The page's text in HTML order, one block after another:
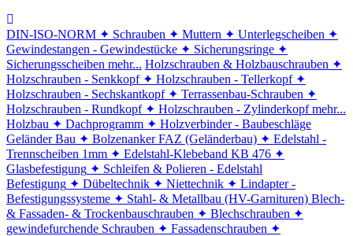
DIN-ISO-NORM ✦ Schrauben ✦ Muttern ✦ Unterlegscheiben ✦
Gewindestangen - Gewindestücke ✦ Sicherungsringe ✦
Sicherungsscheiben mehr... Holzschrauben & Holzbauschrauben ✦
Holzschrauben - Senkkopf ✦ Holzschrauben - Tellerkopf ✦
Holzschrauben - Sechskantkopf ✦ Terrassenbau-Schrauben ✦
Holzschrauben - Rundkopf ✦ Holzschrauben - Zylinderkopf mehr...
Holzbau ✦ Dachprogramm ✦ Holzverbinder - Baubeschläge
Geländer Bau ✦ Bolzenanker FAZ (Geländerbau) ✦ Edelstahl -
Trennscheiben 1mm ✦ Edelstahl-Klebeband KB 476 ✦
Glasbefestigung ✦ Schleifen & Polieren - Edelstahl
Befestigung ✦ Dübeltechnik ✦ Niettechnik ✦ Lindapter -
Befestigungssysteme ✦ Stahl- & Metallbau (HV-Garnituren) Blech-
& Fassaden- & Trockenbauschrauben ✦ Blechschrauben ✦
gewindefurchende Schrauben ✦ Fassadenschrauben ✦